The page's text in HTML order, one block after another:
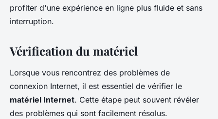
profiter d'une expérience en ligne plus fluide et sans
interruption.
Vérification du matériel
Lorsque vous rencontrez des problèmes de
connexion Internet, il est essentiel de vérifier le
matériel Internet. Cette étape peut souvent révéler
des problèmes qui sont facilement résolus.